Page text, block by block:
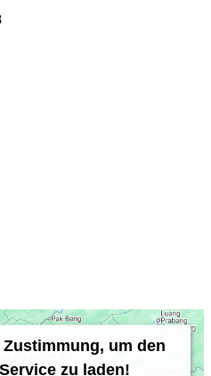
um den
zu laden!